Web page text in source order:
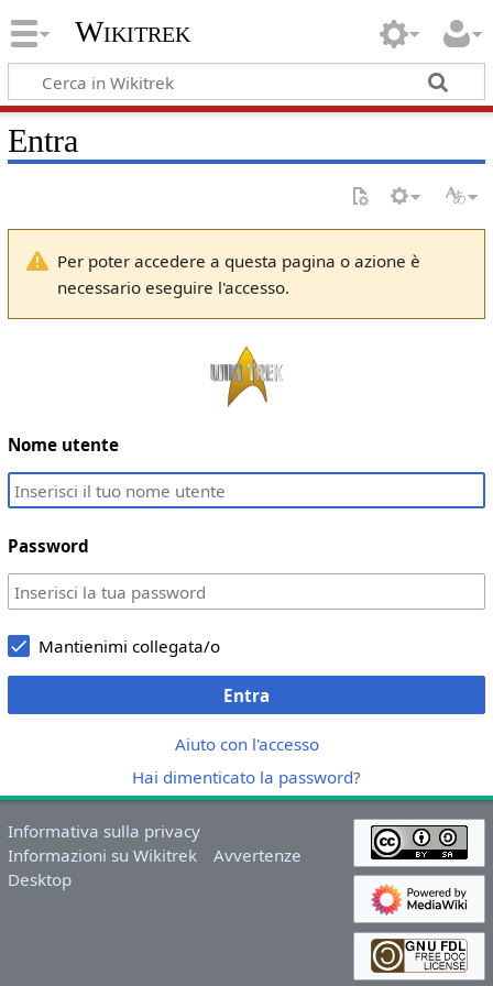
Wikitrek
Entra
Per poter accedere a questa pagina o azione è
necessario eseguire l'accesso.
Nome utente
Password
Mantienimi collegata/o
Entra
Aiuto con l'accesso
Hai dimenticato la password?
Informativa sulla privacy
Informazioni su Wikitrek
Avvertenze
Desktop